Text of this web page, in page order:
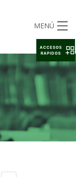
MENÚ
ACCESOS
RAPIDOS